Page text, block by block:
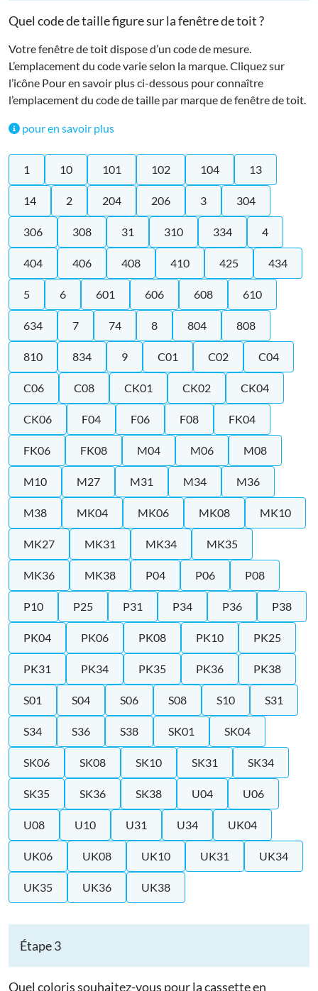
Quel code de taille figure sur la fenêtre de toit ?
Votre fenêtre de toit dispose d’un code de mesure.
L’emplacement du code varie selon la marque. Cliquez sur
l’icône Pour en savoir plus ci-dessous pour connaître
l’emplacement du code de taille par marque de fenêtre de toit.
pour en savoir plus
1 10 101 102 104 13
14 2 204 206 3 304
306 308 31 310 334 4
404 406 408 410 425 434
5 6 601 606 608 610
634 7 74 8 804 808
810 834 9 C01 C02 C04
C06 C08 CK01 CK02 CK04
CK06 F04 F06 F08 FK04
FK06 FK08 M04 M06 M08
M10 M27 M31 M34 M36
M38 MK04 MK06 MK08 MK10
MK27 MK31 MK34 MK35
MK36 MK38 P04 P06 P08
P10 P25 P31 P34 P36 P38
PK04 PK06 PK08 PK10 PK25
PK31 PK34 PK35 PK36 PK38
S01 S04 S06 S08 S10 S31
S34 S36 S38 SK01 SK04
SK06 SK08 SK10 SK31 SK34
SK35 SK36 SK38 U04 U06
U08 U10 U31 U34 UK04
UK06 UK08 UK10 UK31 UK34
UK35 UK36 UK38
Étape 3
Quel coloris souhaitez-vous pour la cassette en